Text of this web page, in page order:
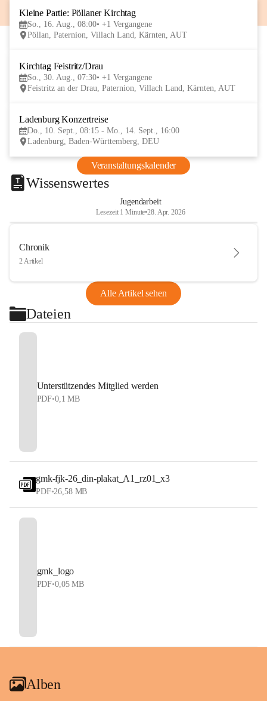
Kleine Partie: Pöllaner Kirchtag
So., 16. Aug., 08:00 +1 Vergangene
Pöllan, Paternion, Villach Land, Kärnten, AUT
Kirchtag Feistritz/Drau
So., 30. Aug., 07:30 +1 Vergangene
Feistritz an der Drau, Paternion, Villach Land, Kärnten, AUT
Ladenburg Konzertreise
Do., 10. Sept., 08:15 - Mo., 14. Sept., 16:00
Ladenburg, Baden-Württemberg, DEU
Veranstaltungskalender
Wissenswertes
Jugendarbeit
Lesezeit 1 Minute•28. Apr. 2026
Chronik
2 Artikel
Alle Artikel sehen
Dateien
Unterstützendes Mitglied werden
PDF•0,1 MB
gmk-fjk-26_din-plakat_A1_rz01_x3
PDF•26,58 MB
gmk_logo
PDF•0,05 MB
Alben